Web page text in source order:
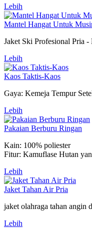
Lebih
Mantel Hangat Untuk
Jaket Ski Profesional Pria
Lebih
Kaos Taktis-Kaos
Gaya: Kemeja Tempur
Lebih
Pakaian Berburu Ringan
Kain: 100% poliester
Fitur: Kamuflase Hutan
Lebih
Jaket Tahan Air Pria
jaket olahraga tahan angin
Lebih